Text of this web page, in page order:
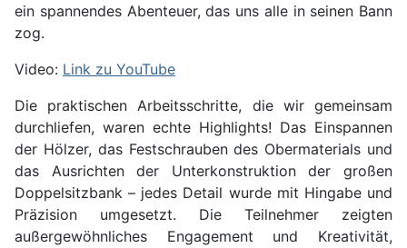
ein spannendes Abenteuer, das uns alle in seinen Bann
zog.
Video: Link zu YouTube
Die praktischen Arbeitsschritte, die wir gemeinsam
durchliefen, waren echte Highlights! Das Einspannen
der Hölzer, das Festschrauben des Obermaterials und
das Ausrichten der Unterkonstruktion der großen
Doppelsitzbank – jedes Detail wurde mit Hingabe und
Präzision umgesetzt. Die Teilnehmer zeigten
außergewöhnliches Engagement und Kreativität,